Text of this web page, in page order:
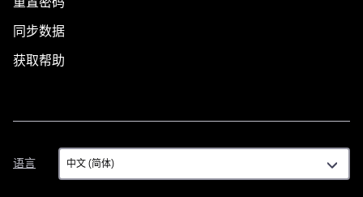
同步数据
获取帮助
语言
语
言